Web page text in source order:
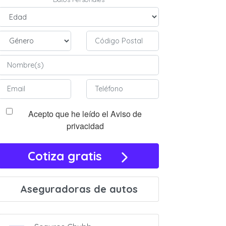
Acepto que he leído el Aviso de
privacidad
Cotiza gratis
Aseguradoras de autos